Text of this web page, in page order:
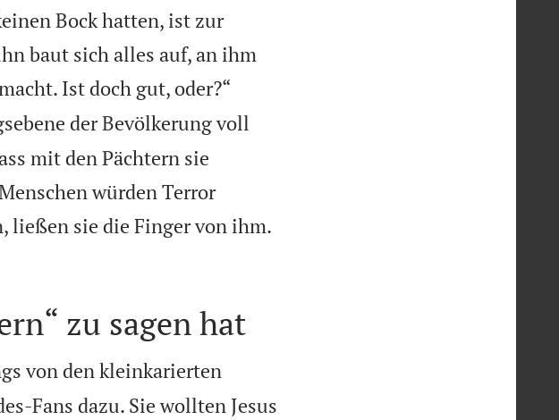
Bock hatten, ist zur
baut sich alles auf, an ihm
Ist doch gut, oder?“
der Bevölkerung voll
mit den Pächtern sie
würden Terror
ließen sie die Finger von ihm.
zu sagen hat
von den kleinkarierten
Fans dazu. Sie wollten Jesus